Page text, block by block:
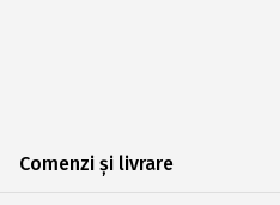
Comenzi și livrare